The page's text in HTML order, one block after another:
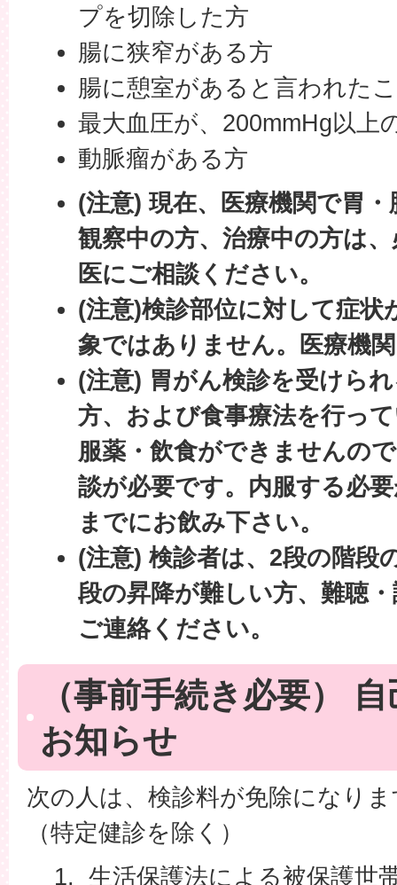
プを切除した方
腸に狭窄がある方
腸に憩室があると言われた
最大血圧が、200mmHg以上
動脈瘤がある方
(注意) 現在、医療機関で胃
観察中の方、治療中の方は
医にご相談ください。
(注意)検診部位に対して症状
象ではありません。医療機
(注意) 胃がん検診を受けら
方、および食事療法を行っ
服薬・飲食ができませんの
談が必要です。内服する必
までにお飲み下さい。
(注意) 検診者は、2段の階段
段の昇降が難しい方、難聴
ご連絡ください。
（事前手続き必要）
お知らせ
次の人は、検診料が免除になり
（特定健診を除く）
生活保護法による被保護世